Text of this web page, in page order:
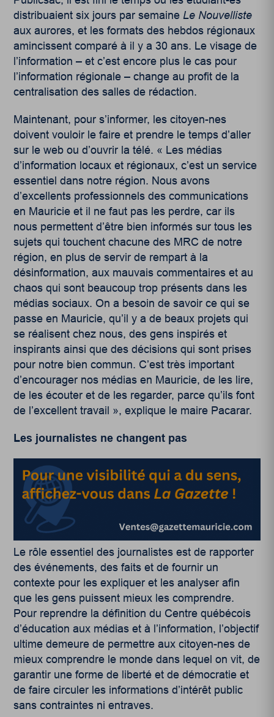
distribuaient six jours par semaineLe Nouvelliste
aux aurores, et les formats des hebdos régionaux
amincissent comparé à il y a 30 ans. Le visage de
l’information – et c’est encore plus le cas pour
l’information régionale – change au profit de la
centralisation des salles de rédaction.
Maintenant, pour s’informer, les citoyen-nes
doivent vouloir le faire et prendre le temps d’aller
sur le web ou d’ouvrir la télé. « Les médias
d’information locaux et régionaux, c’est un service
essentiel dans notre région. Nous avons
d’excellents professionnels des communications
en Mauricie et il ne faut pas les perdre, car ils
nous permettent d’être bien informés sur tous les
sujets qui touchent chacune des MRC de notre
région, en plus de servir de rempart à la
désinformation, aux mauvais commentaires et au
chaos qui sont beaucoup trop présents dans les
médias sociaux. On a besoin de savoir ce qui se
passe en Mauricie, qu’il y a de beaux projets qui
se réalisent chez nous, des gens inspirés et
inspirants ainsi que des décisions qui sont prises
pour notre bien commun. C’est très important
d’encourager nos médias en Mauricie, de les lire,
de les écouter et de les regarder, parce qu’ils font
de l’excellent travail », explique le maire Pacarar.
Les journalistes ne changent pas
Le rôle essentiel des journalistes est de rapporter
des événements, des faits et de fournir un
contexte pour les expliquer et les analyser afin
que les gens puissent mieux les comprendre.
Pour reprendre la définition du Centre québécois
d’éducation aux médias et à l’information, l’objectif
ultime demeure de permettre aux citoyen-nes de
mieux comprendre le monde dans lequel on vit, de
garantir une forme de liberté et de démocratie et
de faire circuler les informations d’intérêt public
sans contraintes ni entraves.